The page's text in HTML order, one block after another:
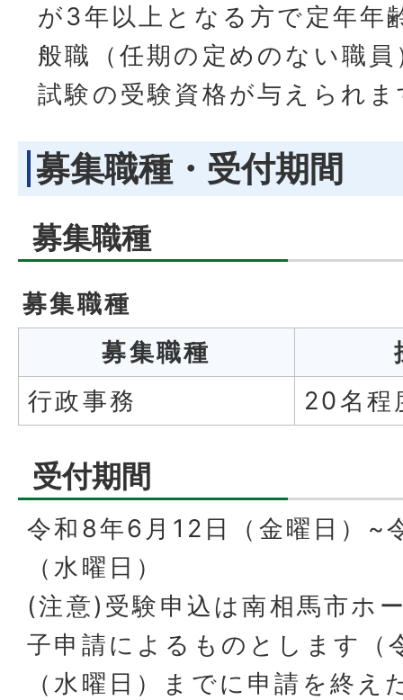
が3年以上となる方で定年年
般職（任期の定めのない職
試験の受験資格が与えられ
募集職種・受付期間
募集職種
募集職種
募集職種
行政事務
20名程
受付期間
令和8年6月12日（金曜日）~
（水曜日）
(注意)受験申込は南相馬市ホ
子申請によるものとします（
（水曜日）までに申請を終